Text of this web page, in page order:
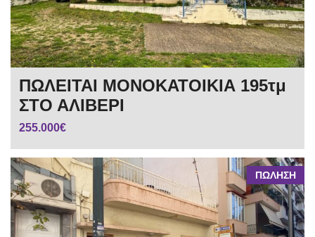
ΠΩΛΕΙΤΑΙ ΜΟΝΟΚΑΤΟΙΚΙΑ 195τμ
ΣΤΟ ΑΛΙΒΕΡΙ
255.000€
ΠΩΛΗΣΗ